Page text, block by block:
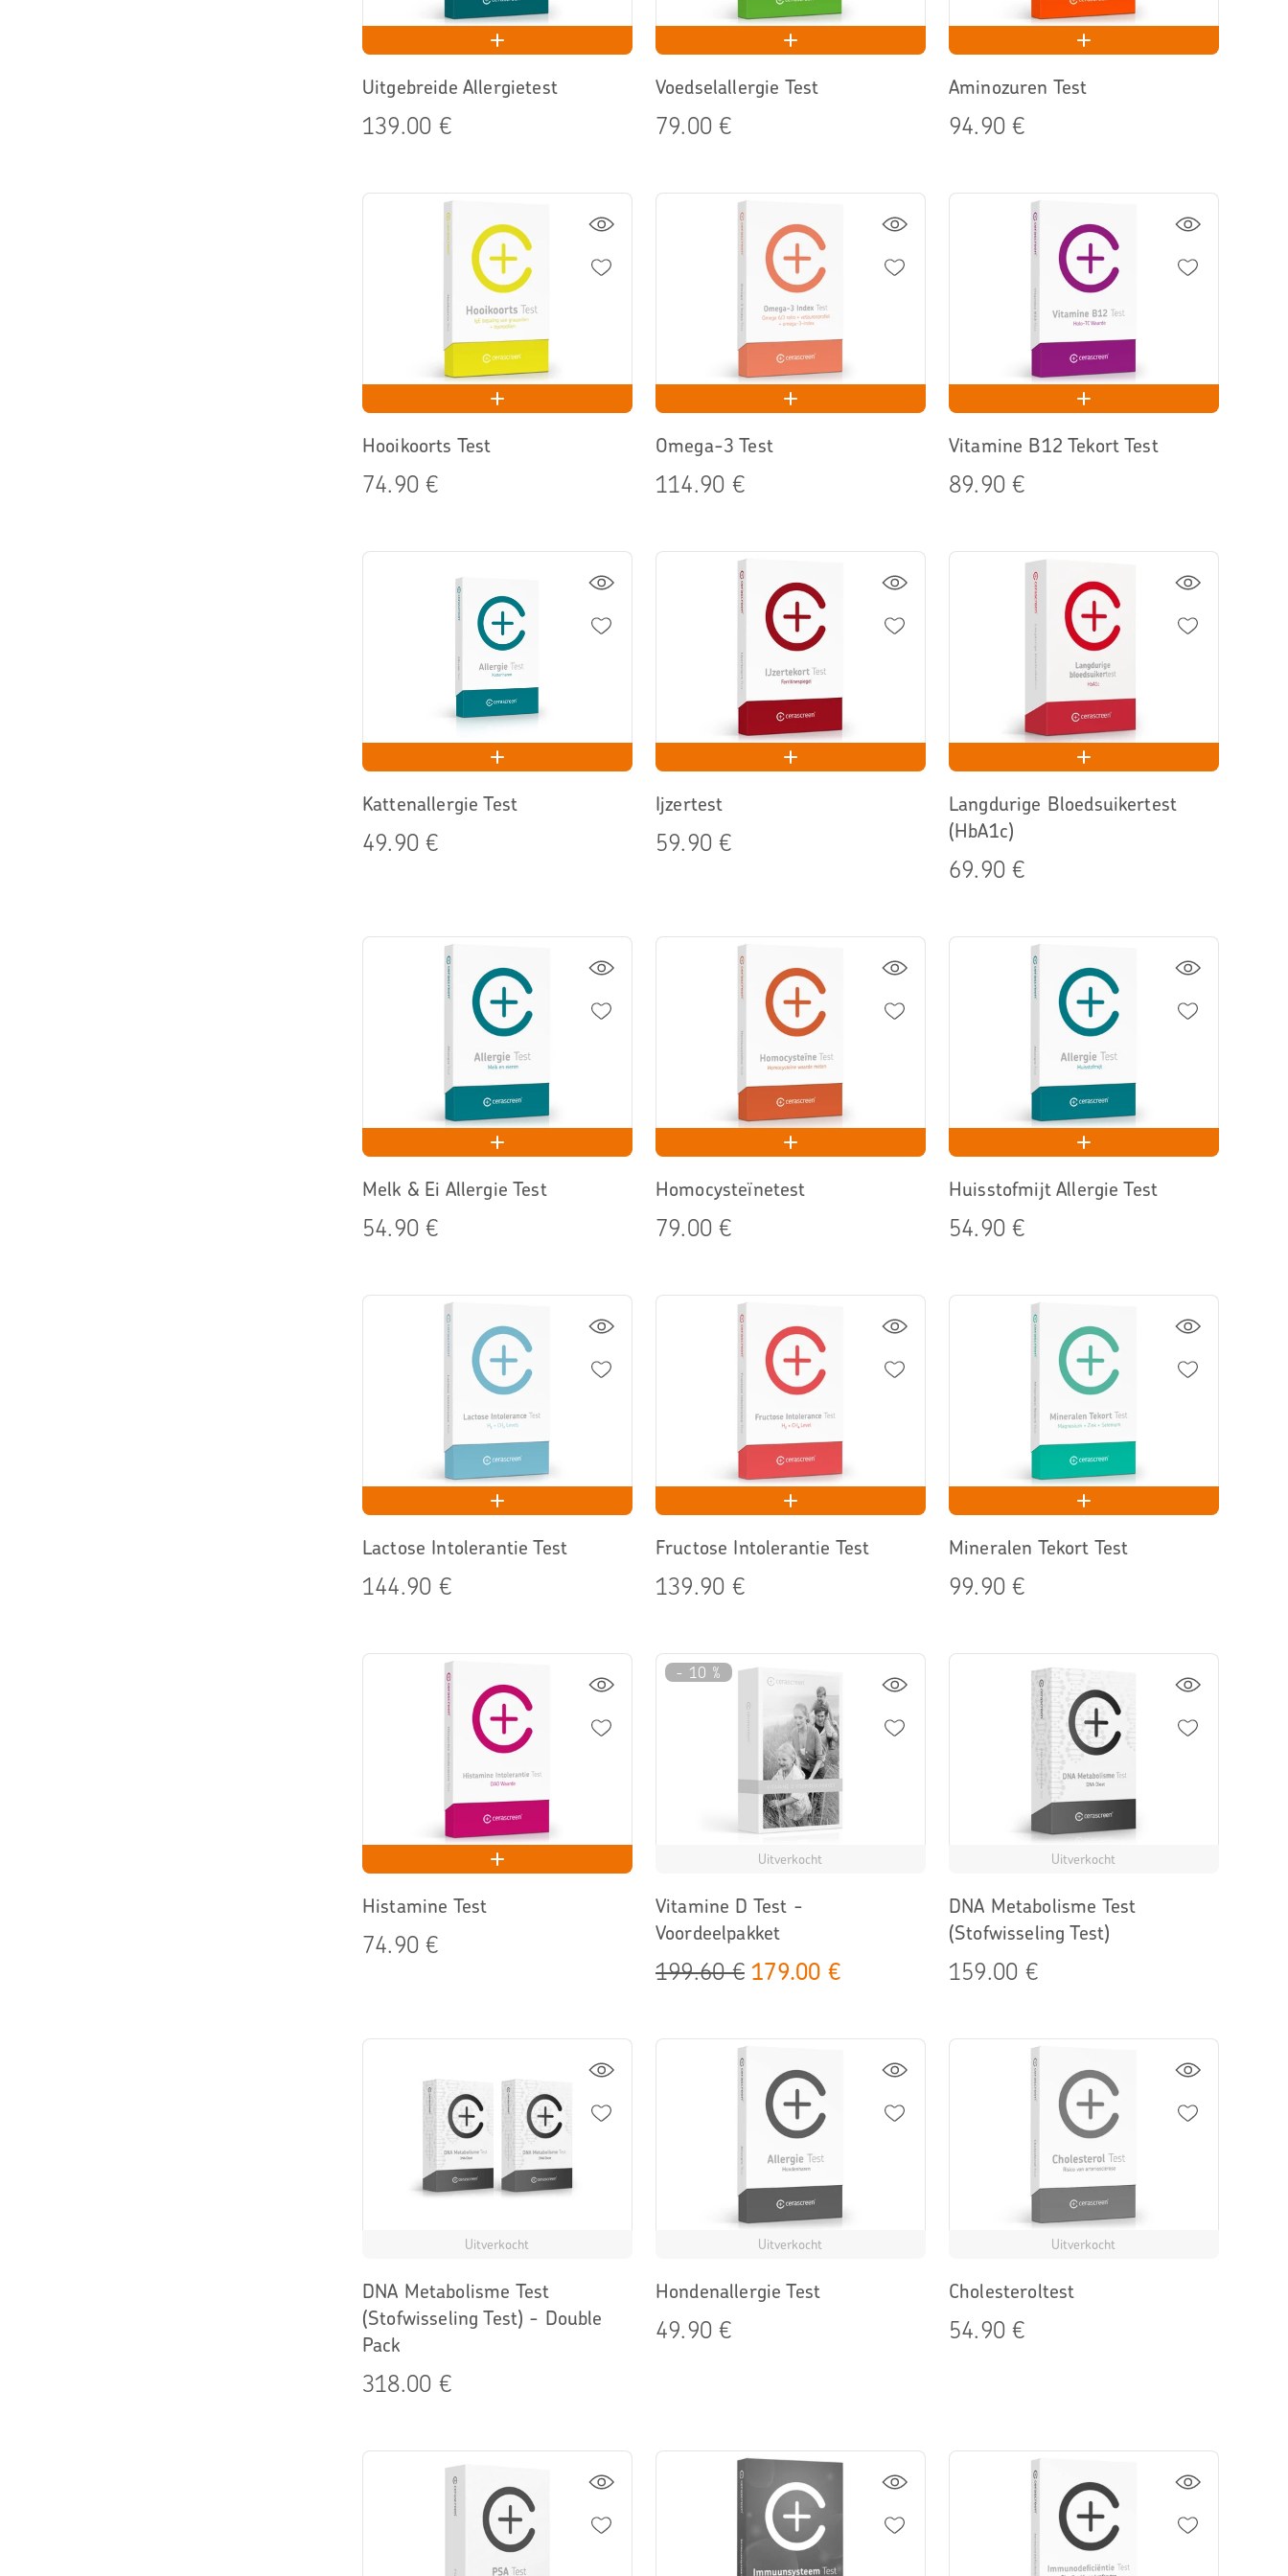
Uitgebreide Allergietest
139.00 €
Voedselallergie Test
79.00 €
Aminozuren Test
94.90 €
Hooikoorts Test
74.90 €
Omega-3 Test
114.90 €
Vitamine B12 Tekort Test
89.90 €
Kattenallergie Test
49.90 €
Ijzertest
59.90 €
Langdurige Bloedsuikertest
(HbA1c)
69.90 €
Melk & Ei Allergie Test
54.90 €
Homocysteïnetest
79.00 €
Huisstofmijt Allergie Test
54.90 €
Lactose Intolerantie Test
144.90 €
Fructose Intolerantie Test
139.90 €
Mineralen Tekort Test
99.90 €
Histamine Test
74.90 €
- 10 %
Uitverkocht
Vitamine D Test -
Voordeelpakket
199.60 € 179.00 €
Uitverkocht
DNA Metabolisme Test
(Stofwisseling Test)
159.00 €
Uitverkocht
DNA Metabolisme Test
(Stofwisseling Test) - Double
Pack
318.00 €
Uitverkocht
Hondenallergie Test
49.90 €
Uitverkocht
Cholesteroltest
54.90 €